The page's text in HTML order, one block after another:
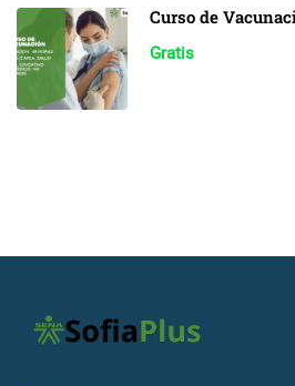
Curso de
Gratis